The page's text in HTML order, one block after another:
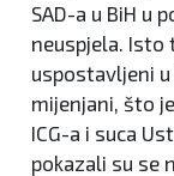
SAD-a u BiH u
neuspjela. Isto
uspostavljeni
mijenjani, što
ICG-a i suca
pokazali su se